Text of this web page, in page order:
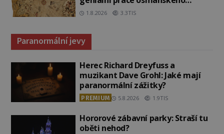
admirála?
1.8.2026 3.3TIS
Paranormální jevy
Herec Richard Dreyfuss a
muzikant Dave Grohl: Jaké mají
paranormální zážitky?
PREMIUM 5.8.2026 1.9TIS
Hororové zábavní parky: Straší tu
oběti nehod?